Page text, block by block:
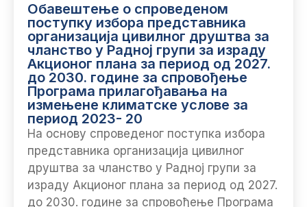
Обавештење о спроведеном
поступку избора представника
организација цивилног друштва за
чланство у Радној групи за израду
Акционог плана за период од 2027.
до 2030. године за спровођење
Програма прилагођавања на
измењене климатске услове за
период 2023- 20
На основу спроведеног поступка избора
представника организација цивилног
друштва за чланство у Радној групи за
израду Акционог плана за период од 2027.
до 2030. године за спровођење Програма